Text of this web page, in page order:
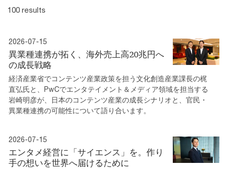
100 results
2026-07-15
異業種連携が拓く、海外売上高20兆円へ
の成長戦略
経済産業省でコンテンツ産業政策を担う文化創造産業課長の梶
直弘氏と、PwCでエンタテイメント＆メディア領域を担当する
岩崎明彦が、日本のコンテンツ産業の成長シナリオと、官民・
異業種連携の可能性について語り合います。
2026-07-15
エンタメ経営に「サイエンス」を。作り
手の想いを世界へ届けるために